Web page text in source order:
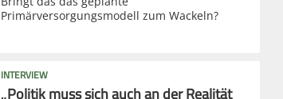
Primärversorgungsmodell zum Wackeln?
INTERVIEW
„Politik muss sich auch an der Realität